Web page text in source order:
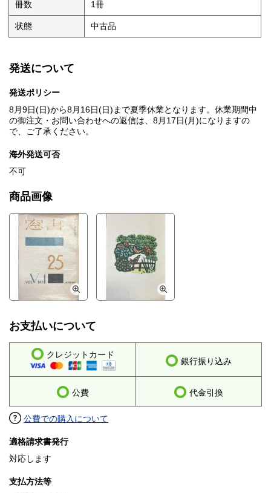
冊数 1冊
状態 中古品
発送について
発送ポリシー
8月9日(日)から8月16日(日)まで夏季休業となります。休業期間中
の御注文・お問い合わせへの返信は、8月17日(月)になりますの
で、ご了承ください。
海外発送可否
不可
商品画像
お支払いについて
クレジットカード
銀行振り込み
公費 代金引換
公費での購入について
適格請求書発行
対応します
支払方法等